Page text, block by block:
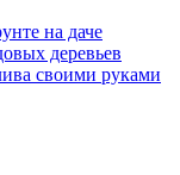
на даче
деревьев
своими руками